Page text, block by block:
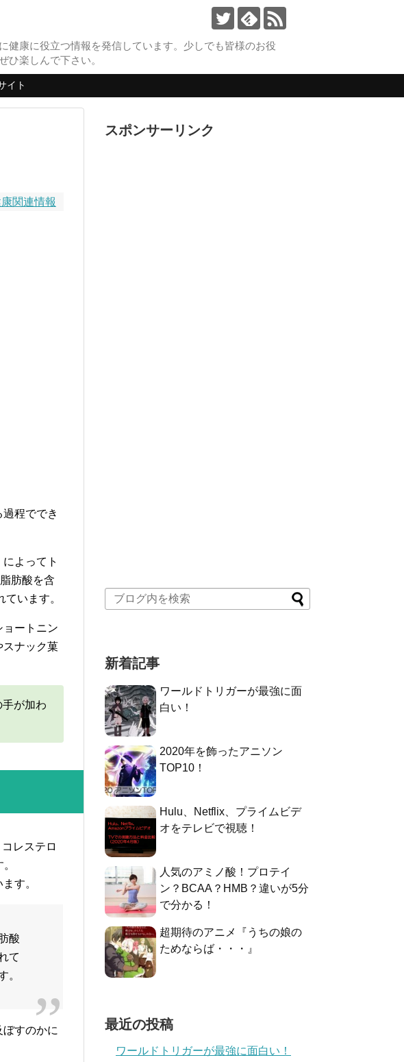
健康に役立つ情報を発信しています。少しでも皆様のお役
ひ楽しんで下さい。
イト
関連情報
程ででき
よってト
肪酸を含
います。
ョートニン
スナック菓
が加わ
レステロ
す。
酸
て
。
すのかに
スポンサーリンク
新着記事
ワールドトリガーが最強に面
白い！
2020年を飾ったアニソン
TOP10！
Hulu、Netflix、プライムビデ
オをテレビで視聴！
人気のアミノ酸！プロテイ
ン？BCAA？HMB？違いが5分
で分かる！
超期待のアニメ『うちの娘の
ためならば・・・』
最近の投稿
ワールドトリガーが最強に面白い！